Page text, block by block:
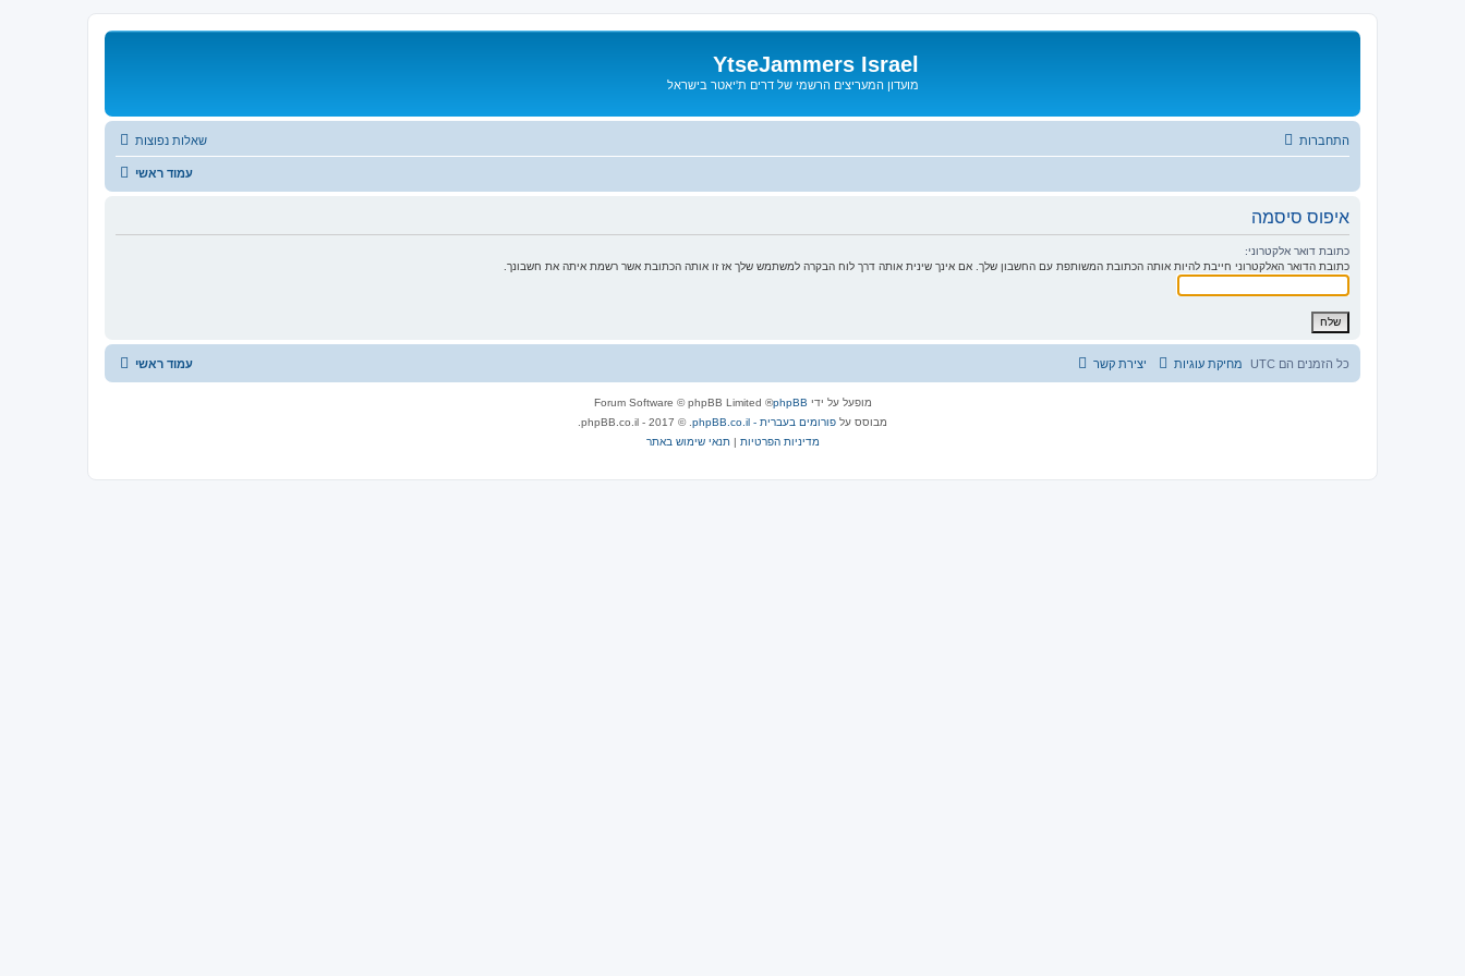
YtseJammers Israel
מועדון המעריצים הרשמי של דרים ת'יאטר בישראל
שאלות נפוצות התחברות
עמוד ראשי
איפוס סיסמה
כתובת דואר אלקטרוני:
כתובת הדואר האלקטרוני חייבת להיות אותה הכתובת המשותפת עם החשבון שלך. אם אינך שינית אותה דרך לוח הבקרה למשתמש שלך אז זו אותה הכתובת אשר רשמת איתה את חשבונך.
עמוד ראשי כל הזמנים הם UTC מחיקת עוגיות יצירת קשר
מופעל על ידי phpBB
® Forum Software © phpBB Limited
מבוסס על phpBB.co.il - פורומים בעברית
. © 2017 - phpBB.co.il.
מדיניות הפרטיות |תנאי שימוש באתר